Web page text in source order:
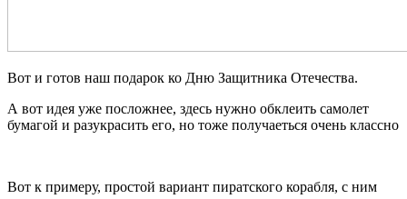
Вот и готов наш подарок ко Дню Защитника Отечества.
А вот идея уже посложнее, здесь нужно обклеить самолет
бумагой и разукрасить его, но тоже получаеться очень классно
Вот к примеру, простой вариант пиратского корабля, с ним